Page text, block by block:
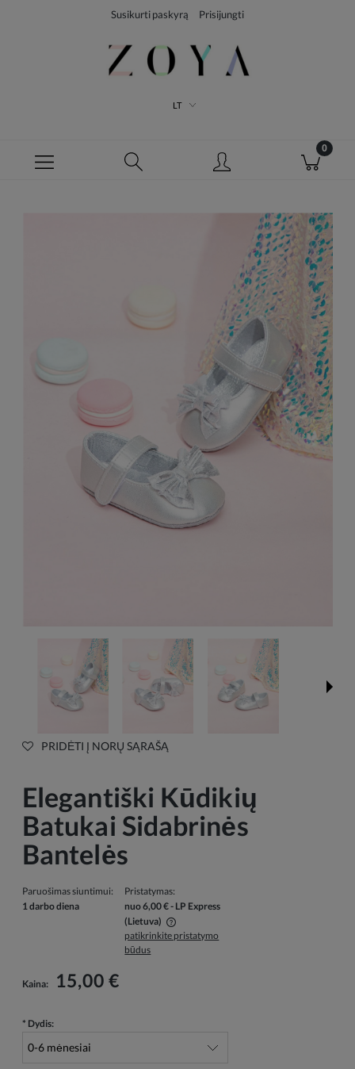
Susikurti paskyrą Prisijungti
LT
PRIDĖTI Į NORŲ SĄRAŠĄ
Elegantiški Kūdikių
Batukai Sidabrinės
Bantelės
Paruošimas siuntimui:
1 darbo diena
Pristatymas:
nuo 6,00 €- LP Express
(Lietuva)
Į kainą neįskaičiuotos galimos mokėjimo išlaidos
patikrinkite pristatymo
būdus
Kaina: 15,00 €
* Dydis: